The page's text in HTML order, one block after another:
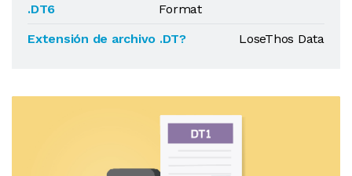
.DT6
Format
Extensión de archivo .DT?
LoseThos Data